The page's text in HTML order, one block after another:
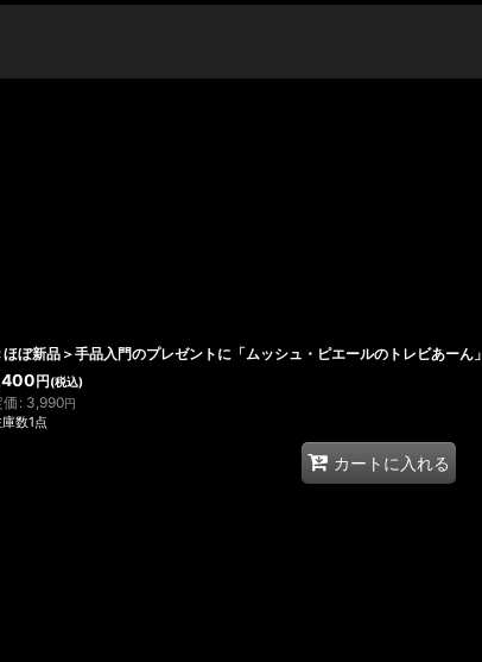
ほぼ新品＞手品入門のプレゼントに「ムッシュ・ピエールのトレビあーん」
円 (税込)
価 : 3,990円
数1点
カートに入れる